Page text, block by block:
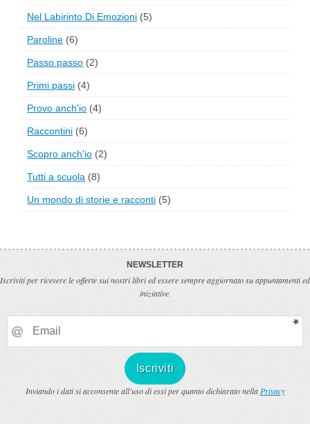
Nel Labirinto Di Emozioni (5)
Paroline (6)
Passo passo (2)
Primi passi (4)
Provo anch'io (4)
Raccontini (6)
Scopro anch'io (2)
Tutti a scuola (8)
Un mondo di storie e racconti (5)
NEWSLETTER
Iscriviti per ricevere le offerte sui nostri libri ed essere sempre aggiornato su appuntamenti ed
iniziative.
Inviando i dati si acconsente all'uso di essi per quanto dichiarato nella Privacy